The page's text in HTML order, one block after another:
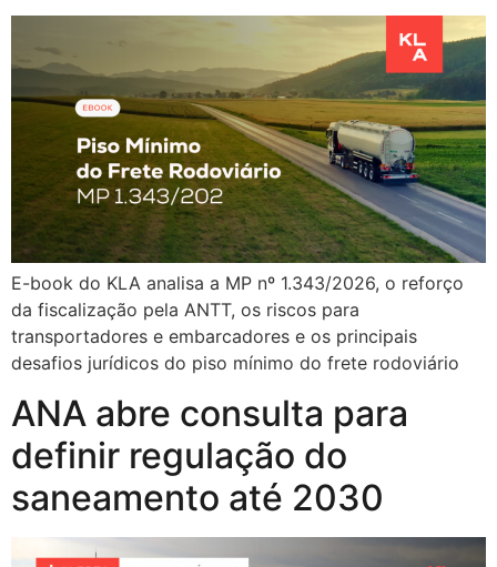
E-book do KLA analisa a MP nº 1.343/2026, o reforço
da fiscalização pela ANTT, os riscos para
transportadores e embarcadores e os principais
desafios jurídicos do piso mínimo do frete rodoviário
ANA abre consulta para
definir regulação do
saneamento até 2030